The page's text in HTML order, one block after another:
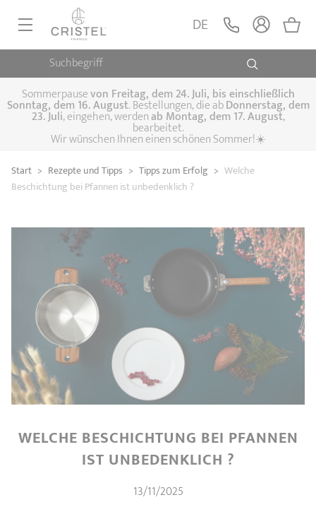
Suchbegriff
DE
PRODUKTBERATER
REZEPTE UND TIPPS
ÜBER UNS
KOLLEKTIONEN
STORE-FINDER
PFANNEN, SAUTEUSEN
Pfannen Sauteusen Crêpepfannen
KOCHTÖPFE, SCHMORTÖPFE
Kochtöpfe Schmortöpfe,
Fleischtöpfe Suppentöpfe
Topfsets Kochgeschirr Set
DAMFPAUFSÄTZE
Dämpfaufsätze Schnellkochtöpfe
KÜCHENHELFER
SPEZIELLE KÜCHENUTENSILIEN
Couscous-Töpfe Nudeltöpfe Plancha-
Grillplatten
Ofenform - Bräter Wasserbadeinsätze Marmelade
Wasserkessel Espressokocher Teekannen
ZUBEHÖR, PFLEGE
Deckel Stiel- und
Seitengriffe Praktische Küche
Pflege Weiteres Zubehör
IDEEN & GESCHENKKARTEN
Unsere Auswahl
Sommerpausevon Freitag, dem 24. Juli, bis einschließlich
Sonntag, dem 16. August. Bestellungen, die abDonnerstag, dem
23. Juli, eingehen, werdenab Montag, dem 17. August,
bearbeitet.
Wir wünschen Ihnen einen schönen Sommer!☀️
Start > Rezepte und Tipps > Tipps zum Erfolg > Welche
Beschichtung bei Pfannen ist unbedenklich ?
WELCHE BESCHICHTUNG BEI PFANNEN
IST UNBEDENKLICH ?
13/11/2025